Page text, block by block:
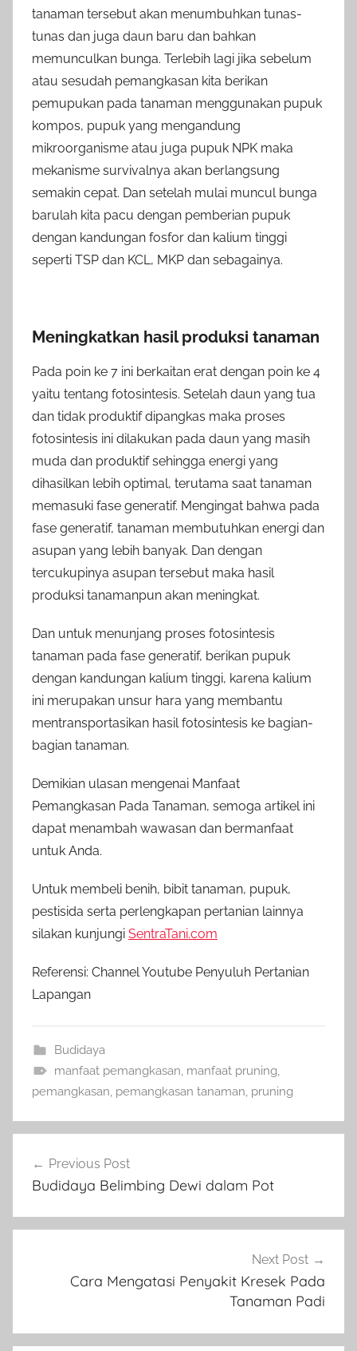
tanaman tersebut akan menumbuhkan tunas-
tunas dan juga daun baru dan bahkan
memunculkan bunga. Terlebih lagi jika sebelum
atau sesudah pemangkasan kita berikan
pemupukan pada tanaman menggunakan pupuk
kompos, pupuk yang mengandung
mikroorganisme atau juga pupuk NPK maka
mekanisme survivalnya akan berlangsung
semakin cepat. Dan setelah mulai muncul bunga
barulah kita pacu dengan pemberian pupuk
dengan kandungan fosfor dan kalium tinggi
seperti TSP dan KCL, MKP dan sebagainya.
Meningkatkan hasil produksi tanaman
Pada poin ke 7 ini berkaitan erat dengan poin ke 4
yaitu tentang fotosintesis. Setelah daun yang tua
dan tidak produktif dipangkas maka proses
fotosintesis ini dilakukan pada daun yang masih
muda dan produktif sehingga energi yang
dihasilkan lebih optimal, terutama saat tanaman
memasuki fase generatif. Mengingat bahwa pada
fase generatif, tanaman membutuhkan energi dan
asupan yang lebih banyak. Dan dengan
tercukupinya asupan tersebut maka hasil
produksi tanamanpun akan meningkat.
Dan untuk menunjang proses fotosintesis
tanaman pada fase generatif, berikan pupuk
dengan kandungan kalium tinggi, karena kalium
ini merupakan unsur hara yang membantu
mentransportasikan hasil fotosintesis ke bagian-
bagian tanaman.
Demikian ulasan mengenai Manfaat
Pemangkasan Pada Tanaman, semoga artikel ini
dapat menambah wawasan dan bermanfaat
untuk Anda.
Untuk membeli benih, bibit tanaman, pupuk,
pestisida serta perlengkapan pertanian lainnya
silakan kunjungi SentraTani.com
Referensi: Channel Youtube Penyuluh Pertanian
Lapangan
Budidaya
manfaat pemangkasan, manfaat pruning,
pemangkasan, pemangkasan tanaman, pruning
pos
Previous Post
Budidaya Belimbing Dewi dalam Pot
Next Post
Cara Mengatasi Penyakit Kresek Pada
Tanaman Padi